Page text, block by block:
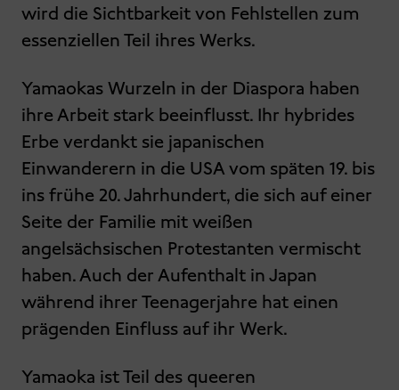
wird die Sichtbarkeit von Fehlstellen zum
essenziellen Teil ihres Werks.
Yamaokas Wurzeln in der Diaspora haben
ihre Arbeit stark beeinflusst. Ihr hybrides
Erbe verdankt sie japanischen
Einwanderern in die USA vom späten 19. bis
ins frühe 20. Jahrhundert, die sich auf einer
Seite der Familie mit weißen
angelsächsischen Protestanten vermischt
haben. Auch der Aufenthalt in Japan
während ihrer Teenagerjahre hat einen
prägenden Einfluss auf ihr Werk.
Yamaoka ist Teil des queeren